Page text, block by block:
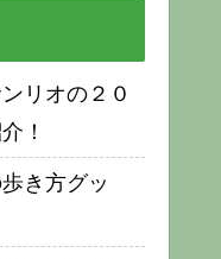
リオの２０
！
き方グッ